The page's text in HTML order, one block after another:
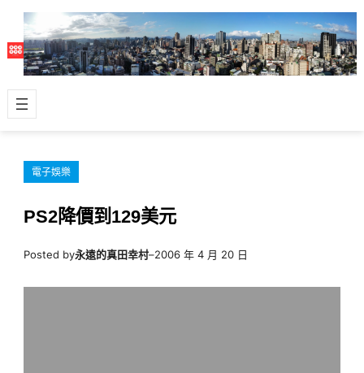
主
容
電子娛樂
PS2降價到129美元
Posted by永遠的真田幸村–2006 年 4 月 20 日